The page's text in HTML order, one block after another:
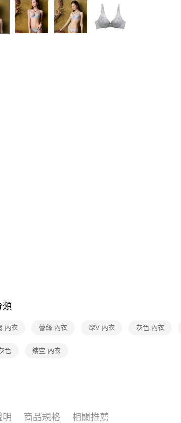
類
內衣 蕾絲 內衣 深V 內衣 灰色 內衣
色 鏤空 內衣
明 商品規格 相關推薦